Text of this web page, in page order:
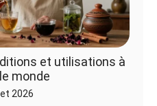
et utilisations à
monde
2026